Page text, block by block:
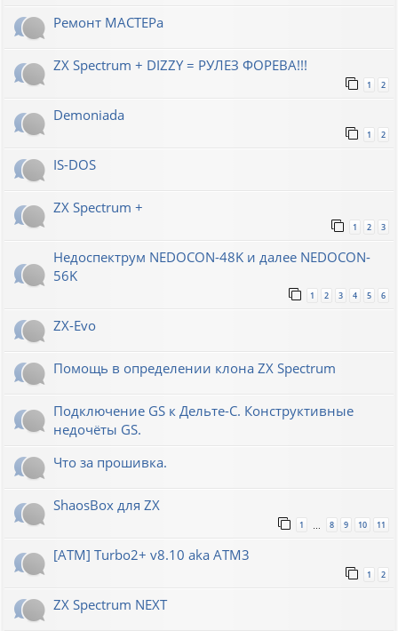
Ремонт МАСТЕРа
ZX Spectrum + DIZZY = РУЛЕЗ ФОРЕВА!!!
1 2
Demoniada
1 2
IS-DOS
ZX Spectrum +
1 2 3
Недоспектрум NEDOCON-48K и далее NEDOCON-
56K
1 2 3 4 5 6
ZX-Evo
Помощь в определении клона ZX Spectrum
Подключение GS к Дельте-С. Конструктивные
недочёты GS.
Что за прошивка.
ShaosBox для ZX
1 … 8 9 10 11
[ATM] Turbo2+ v8.10 aka ATM3
1 2
ZX Spectrum NEXT